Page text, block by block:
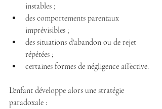
instables ;
des comportements parentaux
imprévisibles ;
des situations d'abandon ou de rejet
répétées ;
certaines formes de négligence affective.
L'enfant développe alors une stratégie
paradoxale :